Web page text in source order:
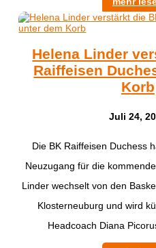
Helena Linder
Raiffeisen
Korb
Juli 24,
Die BK Raiffeisen Duchess
Neuzugang für die
Linder wechselt von den
Klosterneuburg und wird
Headcoach Diana